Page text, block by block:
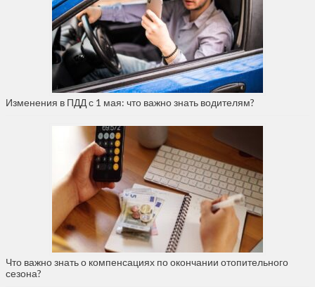
Изменения в ПДД с 1 мая: что важно знать водителям?
Что важно знать о компенсациях по окончании отопительного
сезона?